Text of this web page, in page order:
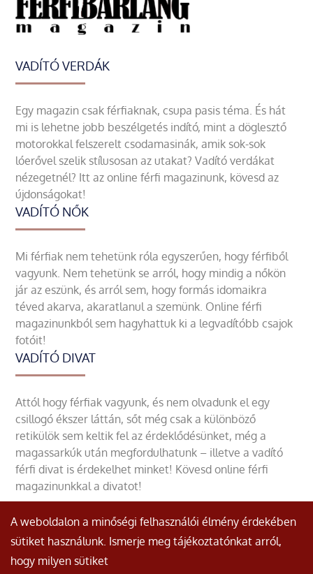
VADÍTÓ VERDÁK
Egy magazin csak férfiaknak, csupa pasis téma. És hát
mi is lehetne jobb beszélgetés indító, mint a döglesztő
motorokkal felszerelt csodamasinák, amik sok-sok
lóerővel szelik stílusosan az utakat? Vadító verdákat
nézegetnél? Itt az online férfi magazinunk, kövesd az
újdonságokat!
VADÍTÓ NŐK
Mi férfiak nem tehetünk róla egyszerűen, hogy férfiből
vagyunk. Nem tehetünk se arról, hogy mindig a nőkön
jár az eszünk, és arról sem, hogy formás idomaikra
téved akarva, akaratlanul a szemünk. Online férfi
magazinunkból sem hagyhattuk ki a legvadítóbb csajok
fotóit!
VADÍTÓ DIVAT
Attól hogy férfiak vagyunk, és nem olvadunk el egy
csillogó ékszer láttán, sőt még csak a különböző
retikülök sem keltik fel az érdeklődésünket, még a
magassarkúk után megfordulhatunk – illetve a vadító
férfi divat is érdekelhet minket! Kövesd online férfi
magazinunkkal a divatot!
© Minden jog fenntartva.
A weboldalon a minőségi felhasználói élmény érdekében
sütiket használunk. Ismerje meg tájékoztatónkat arról,
hogy milyen sütiket